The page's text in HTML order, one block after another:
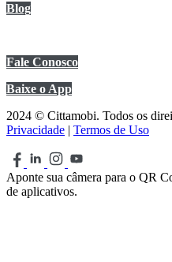
Blog
Fale Conosco
Baixe o App
2024 © Cittamobi. Todos os
Privacidade | Termos de Uso
Aponte sua câmera para o QR
de aplicativos.